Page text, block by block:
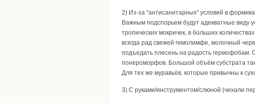
2) Из-за "антисанитарных" условий в
Важным подспорьем будут адекватные
тропических мокричек, в больших
всегда рад свежей гемолимфе, молочный
подъедать плесень на радость гермофобам.
понероморфов. Большой объём субстрата
Для тех же муравьёв, которые привычны к
3) С руками/инструментом/слюной (чихали